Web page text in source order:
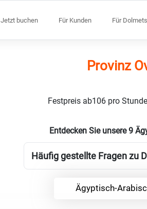
Jetzt buchen Für Kunden Für
Provinz
Festpreis ab106 pro
Entdecken Sie unsere 9
Häufig gestellte Fragen zu
Ägyptisch-